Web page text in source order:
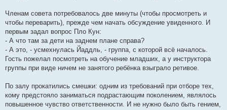
Членам совета потребовалось две минуты (чтобы просмотреть и
чтобы переварить), прежде чем начать обсуждение увиденного. И
первым задал вопрос Пло Кун:
- А что там за дети на заднем плане справа?
- А это, - усмехнулась Йаддль, - группа, с которой всё началось.
Гость пожелал посмотреть на обучение младших, а у инструктора
группы при виде ничем не занятого ребёнка взыграло ретивое.
По залу прокатились смешки: одним из требований при отборе тех,
кому предстояло заниматься подрастающим поколением, являлось
повышенное чувство ответственности. И не нужно было быть гением,